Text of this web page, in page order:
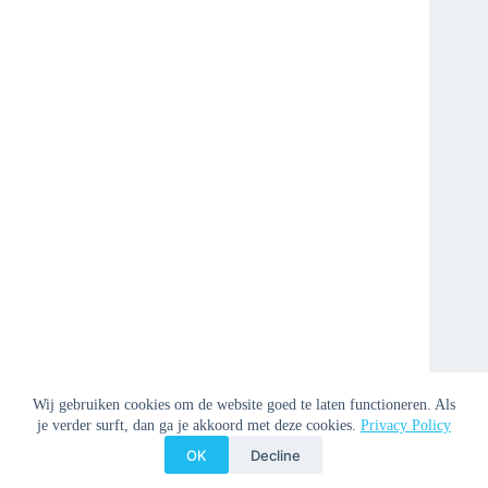
Wij gebruiken cookies om de website goed te laten functioneren. Als
je verder surft, dan ga je akkoord met deze cookies. Privacy Policy
OK Decline